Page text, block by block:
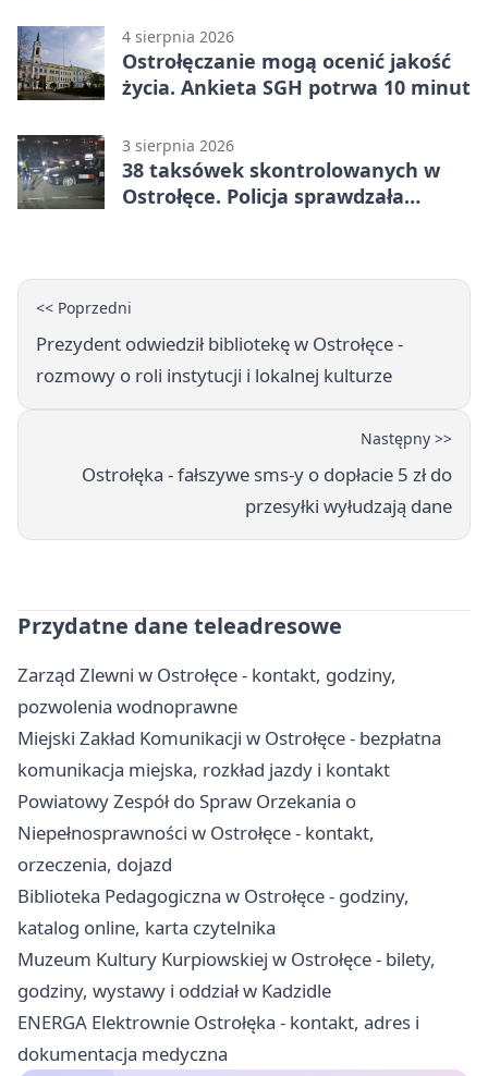
4 sierpnia 2026
Ostrołęczanie mogą ocenić jakość
życia. Ankieta SGH potrwa 10 minut
3 sierpnia 2026
38 taksówek skontrolowanych w
Ostrołęce. Policja sprawdzała
<< Poprzedni
Prezydent odwiedził bibliotekę w Ostrołęce -
rozmowy o roli instytucji i lokalnej kulturze
Następny >>
Ostrołęka - fałszywe sms-y o dopłacie 5 zł do
przesyłki wyłudzają dane
Przydatne dane teleadresowe
Zarząd Zlewni w Ostrołęce - kontakt, godziny,
pozwolenia wodnoprawne
Miejski Zakład Komunikacji w Ostrołęce - bezpłatna
komunikacja miejska, rozkład jazdy i kontakt
Powiatowy Zespół do Spraw Orzekania o
Niepełnosprawności w Ostrołęce - kontakt,
orzeczenia, dojazd
Biblioteka Pedagogiczna w Ostrołęce - godziny,
katalog online, karta czytelnika
Muzeum Kultury Kurpiowskiej w Ostrołęce - bilety,
godziny, wystawy i oddział w Kadzidle
ENERGA Elektrownie Ostrołęka - kontakt, adres i
dokumentacja medyczna